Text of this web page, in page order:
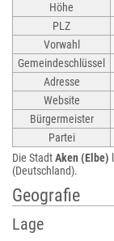
Höhe
PLZ
Vorwahl
Gemeindeschlüssel
Adresse
Website
Bürgermeister
Partei
Die StadtAken (Elbe)
(Deutschland).
Geografie
Lage